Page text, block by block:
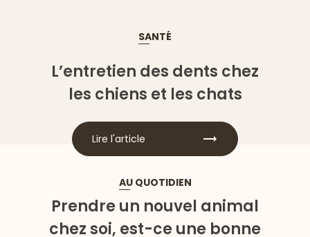
SANTÉ
L’entretien des dents chez
les chiens et les chats
Lire l'article
AU QUOTIDIEN
Prendre un nouvel animal
chez soi, est-ce une bonne